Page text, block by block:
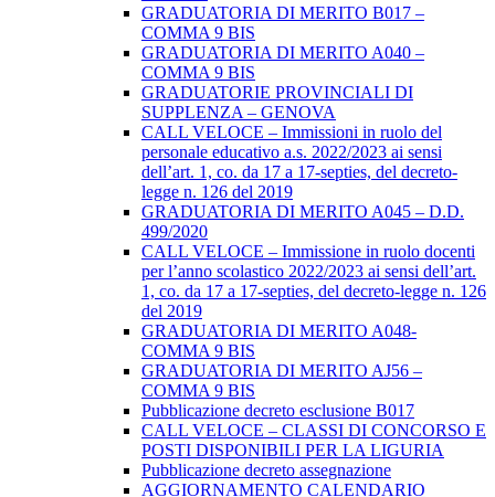
GRADUATORIA DI MERITO B017 –
COMMA 9 BIS
GRADUATORIA DI MERITO A040 –
COMMA 9 BIS
GRADUATORIE PROVINCIALI DI
SUPPLENZA – GENOVA
CALL VELOCE – Immissioni in ruolo del
personale educativo a.s. 2022/2023 ai sensi
dell’art. 1, co. da 17 a 17-septies, del decreto-
legge n. 126 del 2019
GRADUATORIA DI MERITO A045 – D.D.
499/2020
CALL VELOCE – Immissione in ruolo docenti
per l’anno scolastico 2022/2023 ai sensi dell’art.
1, co. da 17 a 17-septies, del decreto-legge n. 126
del 2019
GRADUATORIA DI MERITO A048-
COMMA 9 BIS
GRADUATORIA DI MERITO AJ56 –
COMMA 9 BIS
Pubblicazione decreto esclusione B017
CALL VELOCE – CLASSI DI CONCORSO E
POSTI DISPONIBILI PER LA LIGURIA
Pubblicazione decreto assegnazione
AGGIORNAMENTO CALENDARIO